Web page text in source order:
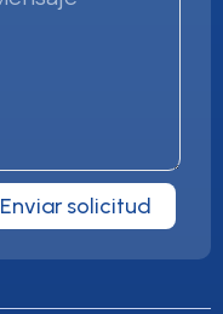
Enviar solicitud